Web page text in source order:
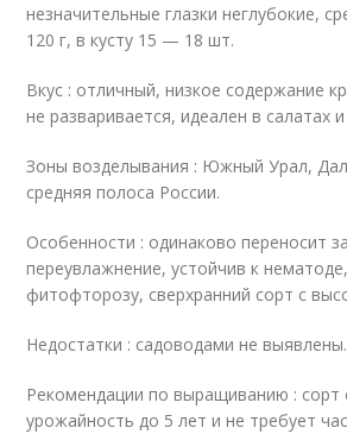
незначительные глазки неглубокие,
120 г, в кусту 15 — 18 шт.
Вкус : отличный, низкое содержание
не разваривается, идеален в салатах
Зоны возделывания : Южный Урал,
средняя полоса России.
Особенности : одинаково переносит
переувлажнение, устойчив к
фитофторозу, сверхранний сорт с
Недостатки : садоводами не выявлены.
Рекомендации по выращиванию : сорт
урожайность до 5 лет и не требует